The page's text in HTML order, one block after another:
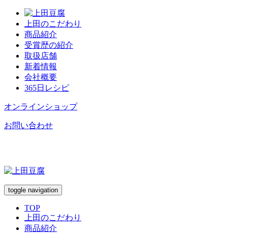
上田のこだわり
商品紹介
受賞歴の紹介
取扱店舗
新着情報
会社概要
365日レシピ
オンラインショップ
お問い合わせ
toggle navigation
TOP
上田のこだわり
商品紹介